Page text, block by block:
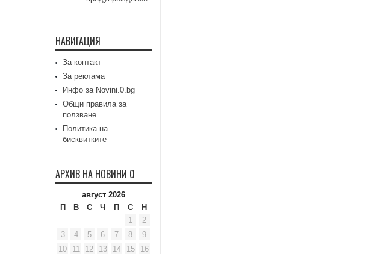
НАВИГАЦИЯ
За контакт
За реклама
Инфо за Novini.0.bg
Общи правила за
ползване
Политика на
бисквитките
АРХИВ НА НОВИНИ 0
август 2026
П
В С Ч П С
Н
1
2
3
4 5 6 7 8
9
10
11 12 13 14 15 16